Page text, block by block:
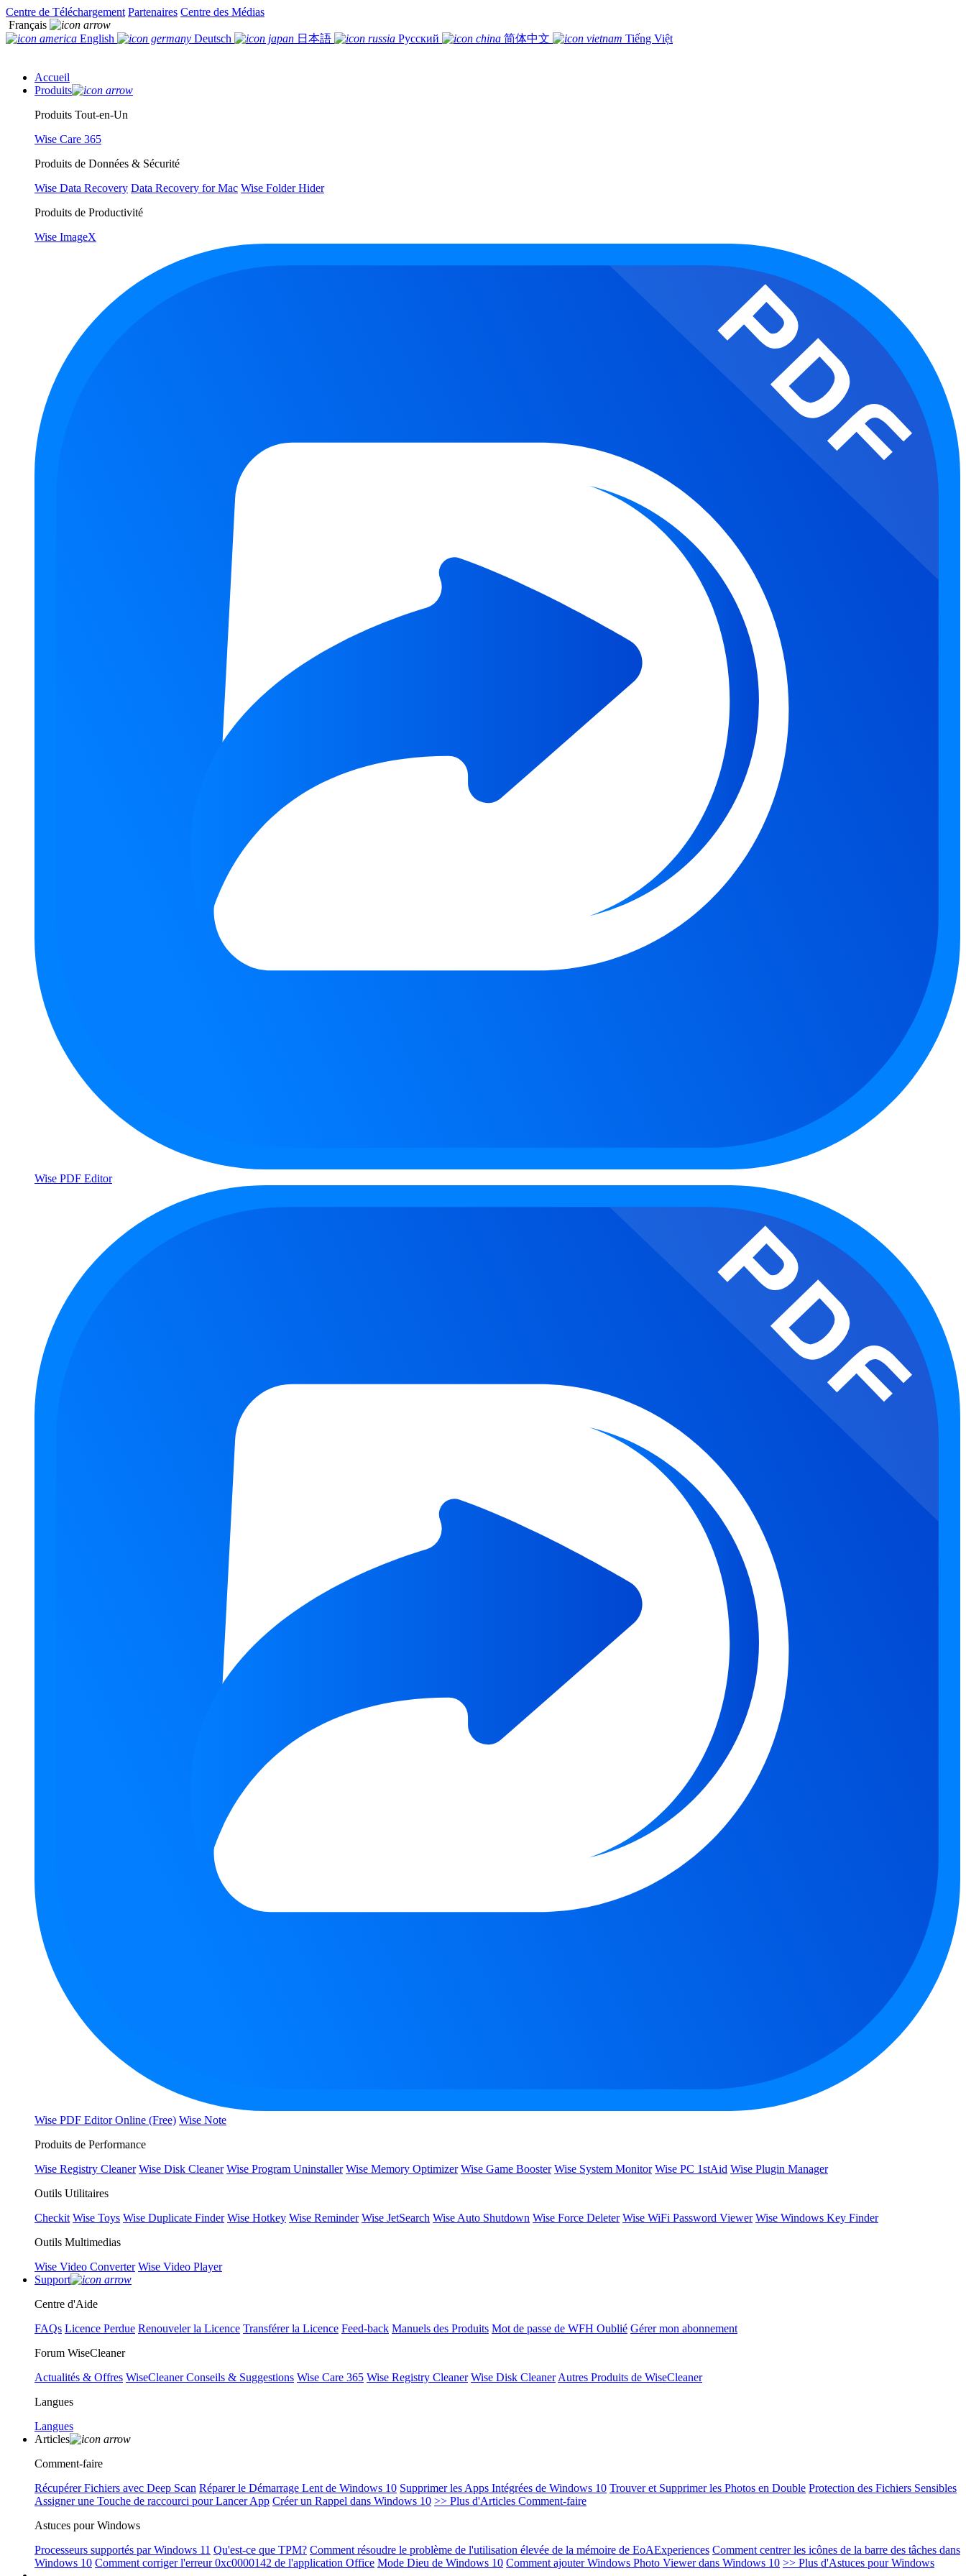
Centre de Téléchargement Partenaires Centre des Médias
Français
English
Deutsch 日本語 Русский 简体中文 Tiếng Việt
Accueil
Produits
Produits Tout-en-Un
Wise Care 365
Produits de Données & Sécurité
Wise Data Recovery Data Recovery for Mac Wise Folder Hider
Produits de Productivité
Wise ImageX
Wise PDF Editor
Wise PDF Editor Online (Free) Wise Note
Produits de Performance
Wise Registry Cleaner Wise Disk Cleaner Wise Program Uninstaller Wise Memory Optimizer Wise Game Booster Wise System Monitor Wise PC 1stAid Wise Plugin Manager
Outils Utilitaires
Checkit Wise Toys Wise Duplicate Finder Wise Hotkey Wise Reminder Wise JetSearch Wise Auto Shutdown Wise Force Deleter Wise WiFi Password Viewer Wise Windows Key Finder
Outils Multimedias
Wise Video Converter Wise Video Player
Support
Centre d'Aide
FAQs Licence Perdue Renouveler la Licence Transférer la Licence Feed-back Manuels des Produits Mot de passe de WFH Oublié Gérer mon abonnement
Forum WiseCleaner
Actualités & Offres WiseCleaner Conseils & Suggestions Wise Care 365 Wise Registry Cleaner Wise Disk Cleaner Autres Produits de WiseCleaner
Langues
Langues
Articles
Comment-faire
Récupérer Fichiers avec Deep Scan Réparer le Démarrage Lent de Windows 10 Supprimer les Apps Intégrées de Windows 10 Trouver et Supprimer les Photos en Double Protection des Fichiers Sensibles
Assigner une Touche de raccourci pour Lancer App Créer un Rappel dans Windows 10 >> Plus d'Articles Comment-faire
Astuces pour Windows
Processeurs supportés par Windows 11 Qu'est-ce que TPM? Comment résoudre le problème de l'utilisation élevée de la mémoire de EoAExperiences Comment centrer les icônes de la barre des tâches dans
Windows 10 Comment corriger l'erreur 0xc0000142 de l'application Office Mode Dieu de Windows 10 Comment ajouter Windows Photo Viewer dans Windows 10 >> Plus d'Astuces pour Windows